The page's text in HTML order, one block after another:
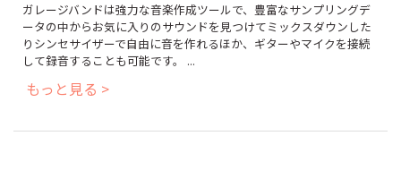
ガレージバンドは強力な音楽作成ツールで、豊富なサンプリングデ
ータの中からお気に入りのサウンドを見つけてミックスダウンした
りシンセサイザーで自由に音を作れるほか、ギターやマイクを接続
して録音することも可能です。 ...
もっと見る >